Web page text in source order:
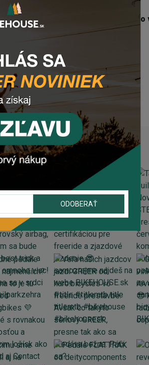
email, správu na
#BIKEHOUSESK
ODOBERAŤ